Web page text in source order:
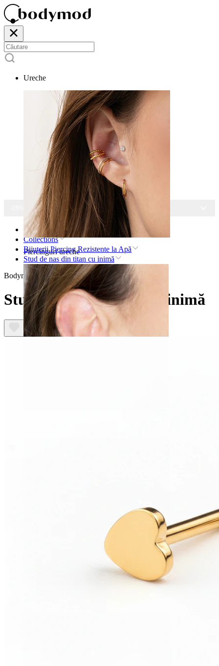
Ureche
Piercinguri ureche
-15% LA TOATE BIJUTERIILE
Pagina principală
Collections
Bijuterii Piercing Rezistente la Apă
Stud de nas din titan cu inimă
Bodymod Trend
Stud de nas din titan cu inimă